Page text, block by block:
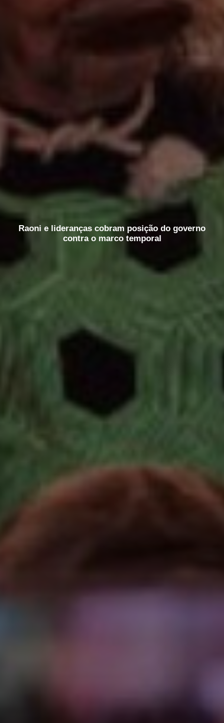
Raoni e lideranças cobram posição do governo
contra o marco temporal